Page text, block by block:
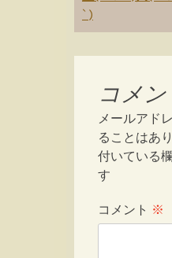
` )
コメ
メールアド
ることはあ
付いている
す
コメント ※